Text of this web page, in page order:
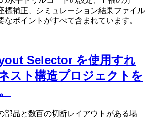
標補正、シミュレーション結果ファイル
なポイントがすべて含まれています。
Selector を使用すれ
スト構造プロジェクトを
部品と数百の切断レイアウトがある場